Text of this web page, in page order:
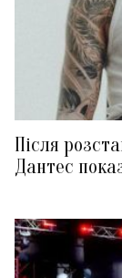
Після
Дантес